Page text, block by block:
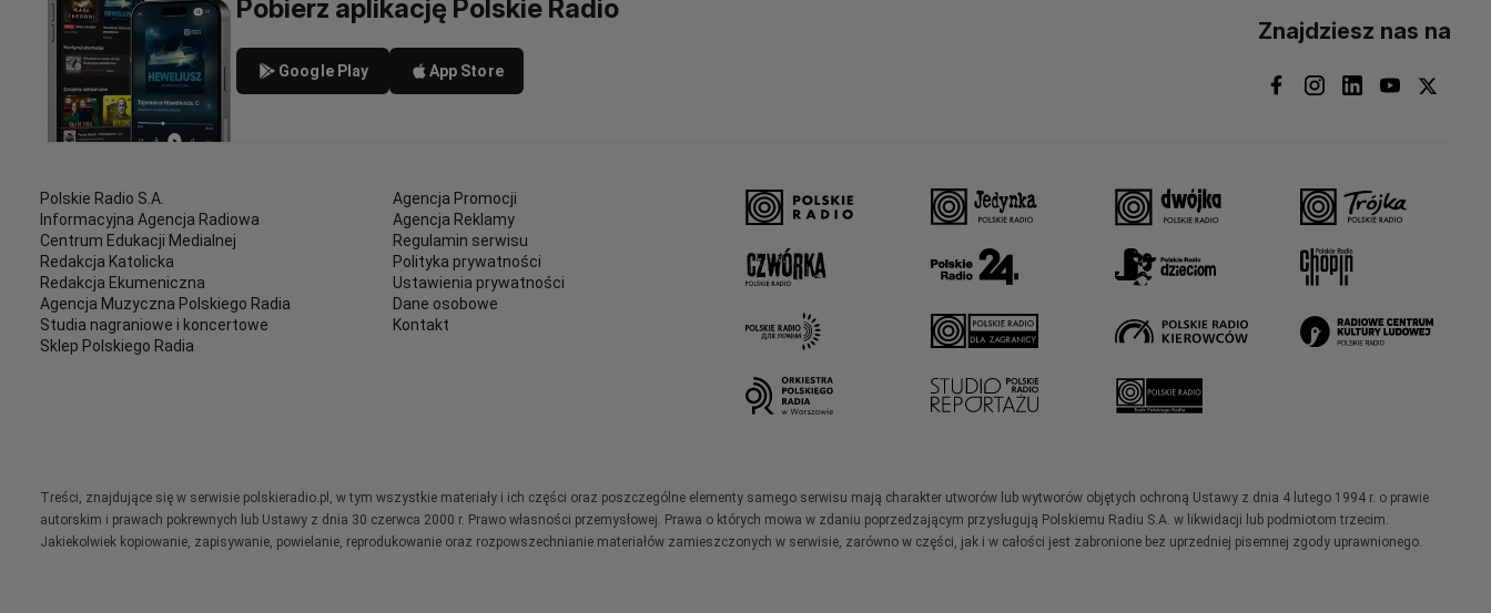
Pobierz aplikację Polskie Radio
Google Play App Store
Znajdziesz nas na
Polskie Radio S.A.
Informacyjna Agencja Radiowa
Centrum Edukacji Medialnej
Redakcja Katolicka
Redakcja Ekumeniczna
Agencja Muzyczna Polskiego Radia
Studia nagraniowe i koncertowe
Sklep Polskiego Radia
Agencja Promocji
Agencja Reklamy
Regulamin serwisu
Polityka prywatności
Ustawienia prywatności
Dane osobowe
Kontakt
Treści, znajdujące się w serwisie polskieradio.pl, w tym wszystkie materiały i ich części oraz poszczególne elementy samego serwisu mają charakter utworów lub wytworów objętych ochroną Ustawy z dnia 4 lutego 1994 r. o prawie
autorskim i prawach pokrewnych lub Ustawy z dnia 30 czerwca 2000 r. Prawo własności przemysłowej. Prawa o których mowa w zdaniu poprzedzającym przysługują Polskiemu Radiu S.A. w likwidacji lub podmiotom trzecim.
Jakiekolwiek kopiowanie, zapisywanie, powielanie, reprodukowanie oraz rozpowszechnianie materiałów zamieszczonych w serwisie, zarówno w części, jak i w całości jest zabronione bez uprzedniej pisemnej zgody uprawnionego.